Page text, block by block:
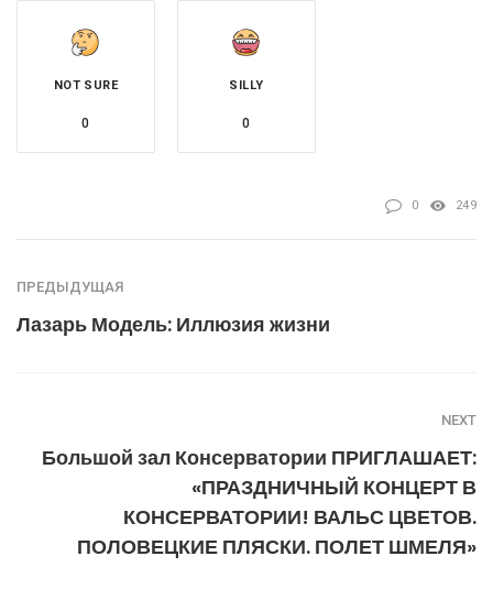
NOT SURE
0
SILLY
0
0 249
ПРЕДЫДУЩАЯ
Лазарь Модель: Иллюзия жизни
NEXT
Большой зал Консерватории ПРИГЛАШАЕТ:
«ПРАЗДНИЧНЫЙ КОНЦЕРТ В
КОНСЕРВАТОРИИ! ВАЛЬС ЦВЕТОВ.
ПОЛОВЕЦКИЕ ПЛЯСКИ. ПОЛЕТ ШМЕЛЯ»